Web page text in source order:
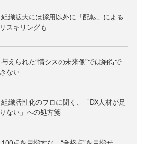
組織拡大には採用以外に「配転」による
リスキリングも
与えられた“情シスの未来像”では納得で
きない
組織活性化のプロに聞く、「DX人材が足
りない」への処方箋